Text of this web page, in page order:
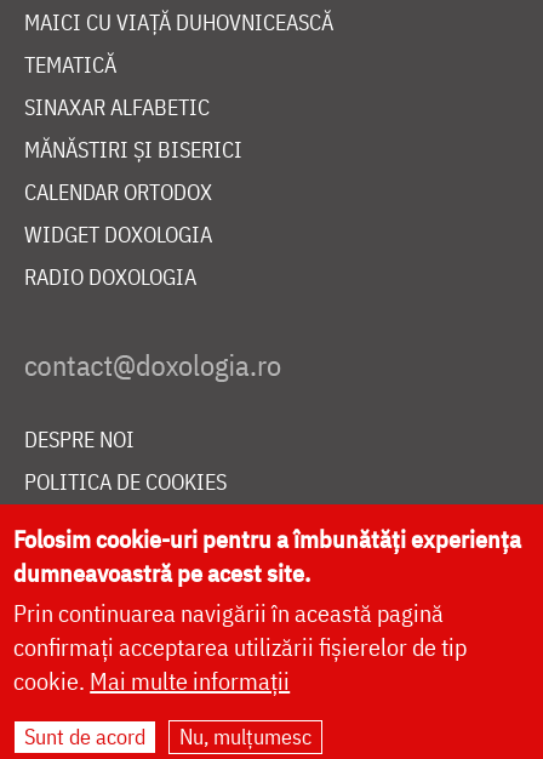
MAICI CU VIAȚĂ DUHOVNICEASCĂ
TEMATICĂ
SINAXAR ALFABETIC
MĂNĂSTIRI ȘI BISERICI
CALENDAR ORTODOX
WIDGET DOXOLOGIA
RADIO DOXOLOGIA
DESPRE NOI
POLITICA DE COOKIES
DONEAZĂ ONLINE PENTRU CATEDRALA NAȚIONALĂ
LIVE
Site dezvoltat deDOXOLOGIA MEDIA
Folosim cookie-uri pentru a îmbunătăți experiența
dumneavoastră pe acest site.
Prin continuarea navigării în această pagină
confirmați acceptarea utilizării fișierelor de tip
cookie. Mai multe informații
Sunt de acord Nu, mulțumesc